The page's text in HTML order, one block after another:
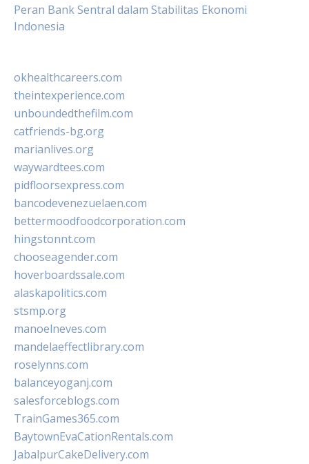
Peran Bank Sentral dalam Stabilitas Ekonomi
Indonesia
okhealthcareers.com
theintexperience.com
unboundedthefilm.com
catfriends-bg.org
marianlives.org
waywardtees.com
pidfloorsexpress.com
bancodevenezuelaen.com
bettermoodfoodcorporation.com
hingstonnt.com
chooseagender.com
hoverboardssale.com
alaskapolitics.com
stsmp.org
manoelneves.com
mandelaeffectlibrary.com
roselynns.com
balanceyoganj.com
salesforceblogs.com
TrainGames365.com
BaytownEvaCationRentals.com
JabalpurCakeDelivery.com